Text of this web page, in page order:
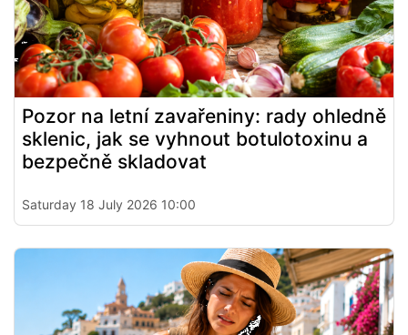
Pozor na letní zavařeniny: rady ohledně
sklenic, jak se vyhnout botulotoxinu a
bezpečně skladovat
Saturday 18 July 2026 10:00